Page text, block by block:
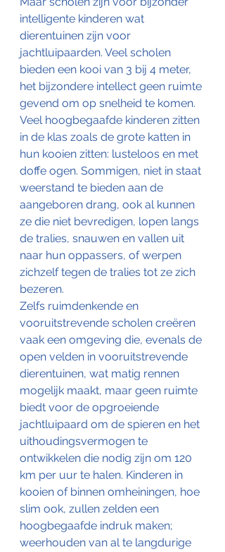
intelligente kinderen wat
dierentuinen zijn voor
jachtluipaarden. Veel scholen
bieden een kooi van 3 bij 4 meter,
het bijzondere intellect geen ruimte
gevend om op snelheid te komen.
Veel hoogbegaafde kinderen zitten
in de klas zoals de grote katten in
hun kooien zitten: lusteloos en met
doffe ogen. Sommigen, niet in staat
weerstand te bieden aan de
aangeboren drang, ook al kunnen
ze die niet bevredigen, lopen langs
de tralies, snauwen en vallen uit
naar hun oppassers, of werpen
zichzelf tegen de tralies tot ze zich
bezeren.
Zelfs ruimdenkende en
vooruitstrevende scholen creëren
vaak een omgeving die, evenals de
open velden in vooruitstrevende
dierentuinen, wat matig rennen
mogelijk maakt, maar geen ruimte
biedt voor de opgroeiende
jachtluipaard om de spieren en het
uithoudingsvermogen te
ontwikkelen die nodig zijn om 120
km per uur te halen. Kinderen in
kooien of binnen omheiningen, hoe
slim ook, zullen zelden een
hoogbegaafde indruk maken;
weerhouden van al te langdurige